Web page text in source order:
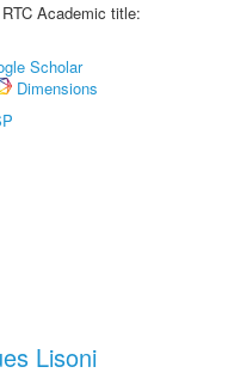
Academic title:
Scholar
Dimensions
Lisoni